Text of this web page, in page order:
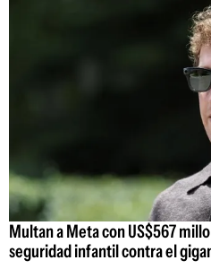
Multan a Meta con US$567
seguridad infantil contra el